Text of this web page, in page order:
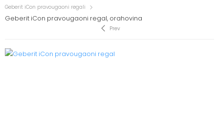
Geberit iCon pravougaoni regali
Geberit iCon pravougaoni regal, orahovina
Prev